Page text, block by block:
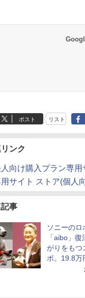
ポスト リスト
ンク
向け購入プラン専用
サイト ストア(個人
事
ソニーのロ
「aibo」
がりをもつ
ボ。19.8万